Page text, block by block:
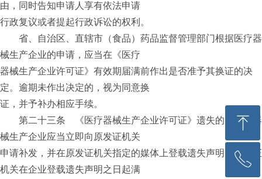
由，同时告知申请人享有依法申请
行政复议或者提起行政诉讼的权利。
省、自治区、直辖市（食品）药品监督管理部门根据医疗器
械生产企业的申请，应当在《医疗
器械生产企业许可证》有效期届满前作出是否准予其换证的决
定。逾期未作出决定的，视为同意换
证，并予补办相应手续。
第二十三条 《医疗器械生产企业许可证》遗失的，医疗器
械生产企业应当立即向原发证机关
申请补发，并在原发证机关指定的媒体上登载遗失声明。原发证
机关在企业登载遗失声明之日起满
ꁸ
回到顶部
ꂅ
ꁸ
回到顶部
ꂅ
ꁸ
回到顶部
ꂅ